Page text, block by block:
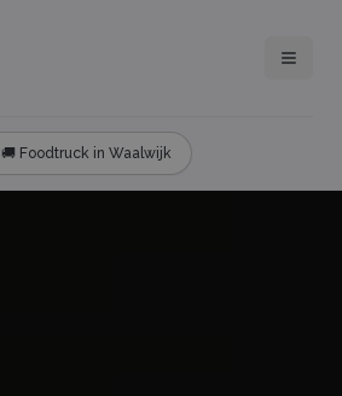
🚚 Foodtruck in Waalwijk